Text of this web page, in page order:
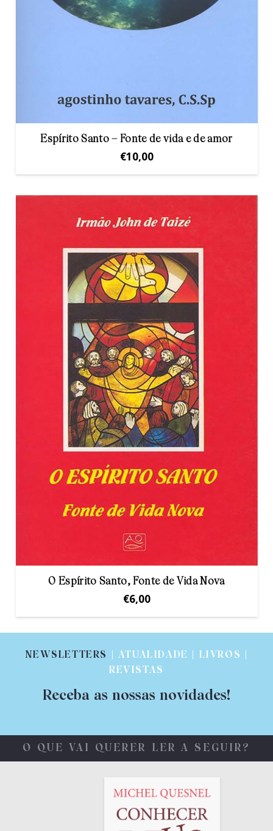
Espírito Santo – Fonte de vida e de amor
€10,00
O Espírito Santo, Fonte de Vida Nova
€6,00
NEWSLETTERS
| ATUALIDADE | LIVROS |
REVISTAS
Receba as nossas novidades!
O QUE VAI QUERER LER A SEGUIR?